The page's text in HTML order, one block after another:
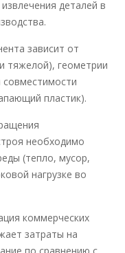
деталей в
зависит от
тяжелой), геометрии
пластик).
необходимо
(тепло, мусор,
нагрузке во
коммерческих
затраты на